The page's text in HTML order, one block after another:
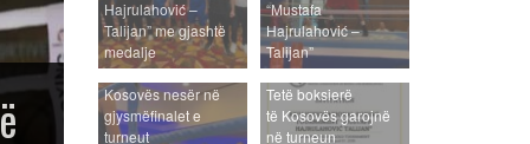
Hajrulahović –
Talijan” me gjashtë
medalje
“Mustafa
Hajrulahović –
Talijan”
Gjashtë boksierë të
Kosovës nesër në
gjysmëfinalet e
turneut
Tetë boksierë
të Kosovës garojnë
në turneun